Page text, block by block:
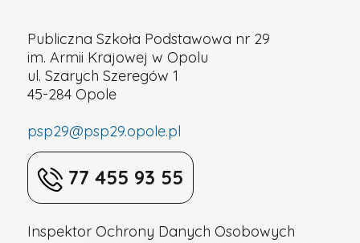
Publiczna Szkoła Podstawowa nr 29
im. Armii Krajowej w Opolu
ul. Szarych Szeregów 1
45-284 Opole
psp29@psp29.opole.pl
77 455 93 55
Inspektor Ochrony Danych Osobowych